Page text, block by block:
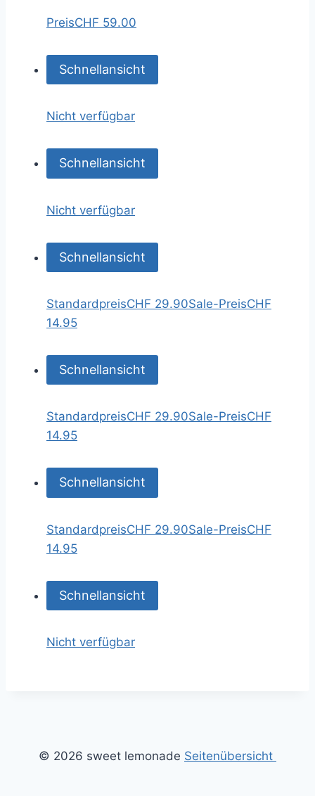
PreisCHF 59.00
Schnellansicht
Nicht verfügbar
Schnellansicht
Nicht verfügbar
Schnellansicht
StandardpreisCHF 29.90Sale-PreisCHF
14.95
Schnellansicht
StandardpreisCHF 29.90Sale-PreisCHF
14.95
Schnellansicht
StandardpreisCHF 29.90Sale-PreisCHF
14.95
Schnellansicht
Nicht verfügbar
© 2026 sweet lemonade Seitenübersicht